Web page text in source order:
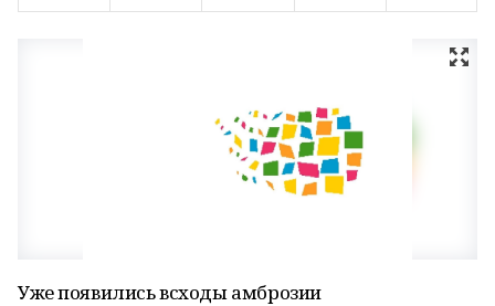
Уже появились всходы амброзии